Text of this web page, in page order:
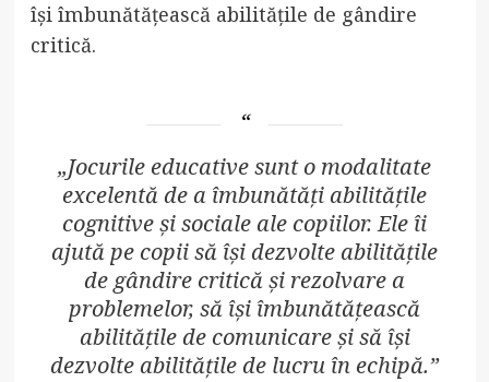
își îmbunătățească abilitățile de gândire
critică.
„Jocurile educative sunt o modalitate
excelentă de a îmbunătăți abilitățile
cognitive și sociale ale copiilor. Ele îi
ajută pe copii să își dezvolte abilitățile
de gândire critică și rezolvare a
problemelor, să își îmbunătățească
abilitățile de comunicare și să își
dezvolte abilitățile de lucru în echipă.”